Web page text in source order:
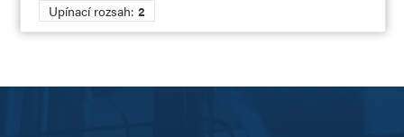
Upínací rozsah:2